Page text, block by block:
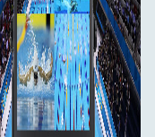
k tomu, že
hardware
umístit
kamkoliv!